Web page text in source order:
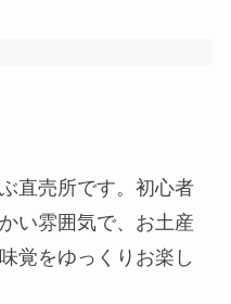
直売所です。初心者
い雰囲気で、お土産
覚をゆっくりお楽し